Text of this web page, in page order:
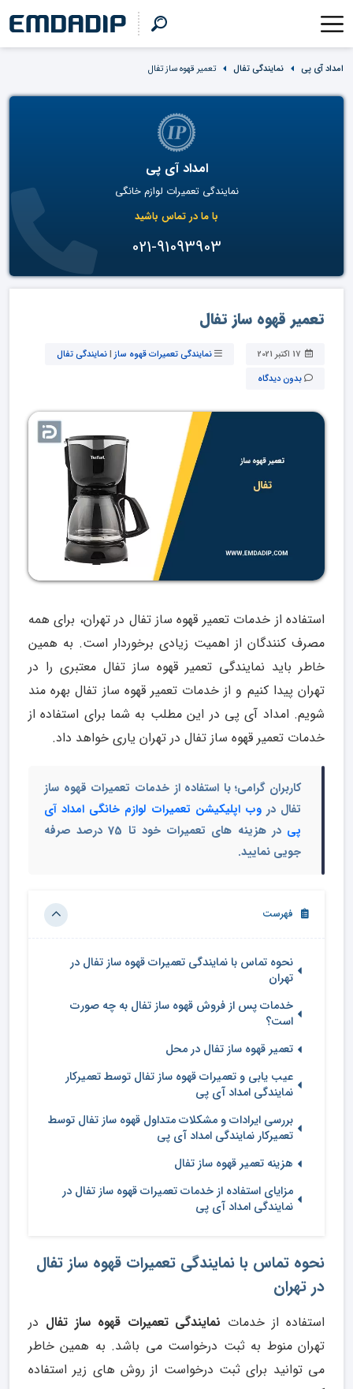
امداد آی پی نمایندگی تفال تعمیر قهوه ساز تفال
امداد آی پی
نمایندگی تعمیرات لوازم خانگی
با ما در تماس باشید
021-91093903
تعمیر قهوه ساز تفال
نمایندگی تعمیرات قهوه ساز |نمایندگی تفال
بدون دیدگاه
استفاده از خدمات تعمیر قهوه ساز تفال در تهران، برای همه
مصرف کنندگان از اهمیت زیادی برخوردار است. به همین
خاطر باید نمایندگی تعمیر قهوه ساز تفال معتبری را در
تهران پیدا کنیم و از خدمات تعمیر قهوه ساز تفال بهره مند
شویم. امداد آی پی در این مطلب به شما برای استفاده از
خدمات تعمیر قهوه ساز تفال در تهران یاری خواهد داد.
کاربران گرامی؛ با استفاده از خدمات تعمیرات قهوه ساز
تفال دروب اپلیکیشن تعمیرات لوازم خانگی امداد آی
پی
در هزینه های تعمیرات خود تا 75 درصد صرفه
جویی نمایید.
فهرست
نحوه تماس با نمایندگی تعمیرات قهوه ساز تفال در
تهران
خدمات پس از فروش قهوه ساز تفال به چه صورت
است؟
تعمیر قهوه ساز تفال در محل
عیب یابی و تعمیرات قهوه ساز تفال توسط تعمیرکار
نمایندگی امداد آی پی
بررسی ایرادات و مشکلات متداول قهوه ساز تفال توسط
تعمیرکار نمایندگی امداد آی پی
هزینه تعمیر قهوه ساز تفال
مزایای استفاده از خدمات تعمیرات قهوه ساز تفال در
نمایندگی امداد آی پی
نحوه تماس با نمایندگی تعمیرات قهوه ساز تفال
در تهران
استفاده از خدمات نمایندگی تعمیرات قهوه ساز تفال در
تهران منوط به ثبت درخواست می باشد. به همین خاطر
می توانید برای ثبت درخواست از روش های زیر استفاده